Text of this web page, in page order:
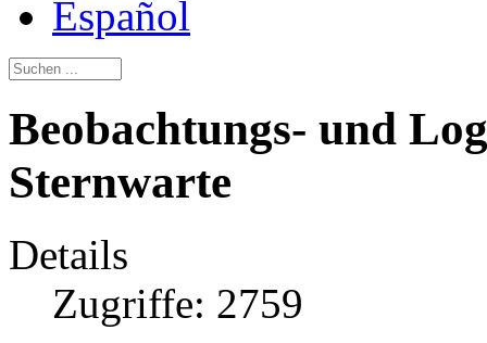
Beobachtungs- und
Sternwarte
Details
Zugriffe: 2759